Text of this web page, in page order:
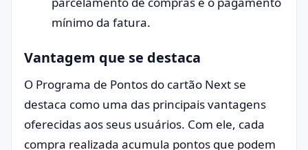
mínimo da fatura.
Vantagem que se destaca
O Programa de Pontos do cartão Next se
destaca como uma das principais vantagens
oferecidas aos seus usuários. Com ele, cada
compra realizada acumula pontos que podem